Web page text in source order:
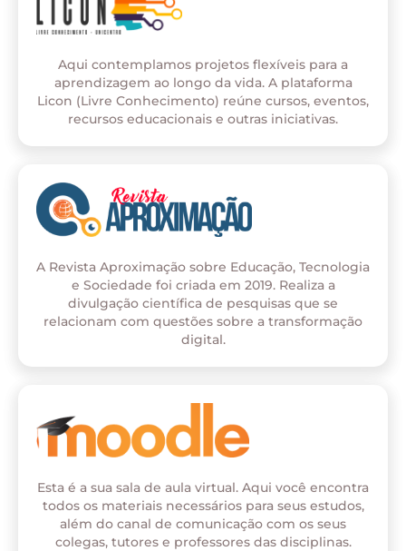
Aqui contemplamos projetos flexíveis para a
aprendizagem ao longo da vida. A plataforma
Licon (Livre Conhecimento) reúne cursos, eventos,
recursos educacionais e outras iniciativas.
A Revista Aproximação sobre Educação, Tecnologia
e Sociedade foi criada em 2019. Realiza a
divulgação científica de pesquisas que se
relacionam com questões sobre a transformação
digital.
Esta é a sua sala de aula virtual. Aqui você encontra
todos os materiais necessários para seus estudos,
além do canal de comunicação com os seus
colegas, tutores e professores das disciplinas.